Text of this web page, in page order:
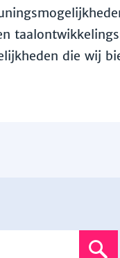
die wij